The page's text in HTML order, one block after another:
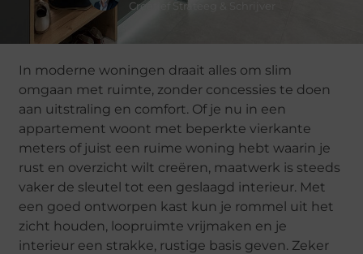
Creatief Strateeg & Schrijver
In moderne woningen draait alles om slim
omgaan met ruimte, zonder concessies te doen
aan uitstraling en comfort. Of je nu in een
appartement woont met beperkte vierkante
meters of juist een ruime woning hebt waarin je
rust en overzicht wilt creëren, maatwerk is steeds
vaker de sleutel tot een geslaagd interieur. Met
een goed ontworpen kast kun je rommel uit het
zicht houden, loopruimte vrijmaken en je
interieur een strakke, rustige basis geven. Zeker